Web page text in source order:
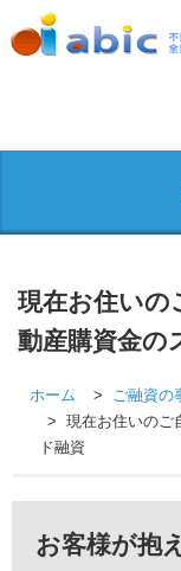
現在お住いの
動産購資金の
ホーム ご融資の
現在お住いのご
ド融資
お客様が抱